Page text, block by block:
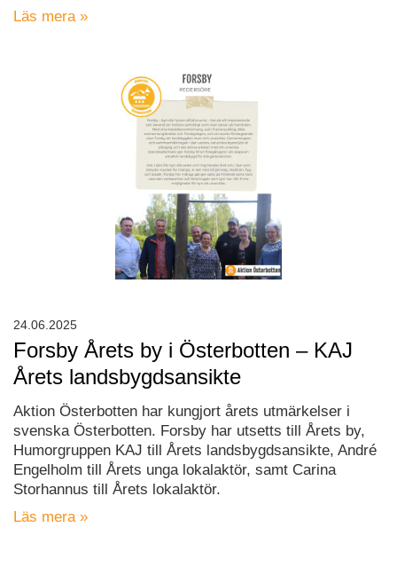
Läs mera »
Forsby Årets by i Österbotten – KAJ
Årets landsbygdsansikte
Aktion Österbotten har kungjort årets utmärkelser i
svenska Österbotten. Forsby har utsetts till Årets by,
Humorgruppen KAJ till Årets landsbygdsansikte, André
Engelholm till Årets unga lokalaktör, samt Carina
Storhannus till Årets lokalaktör.
Läs mera »
24.06.2025